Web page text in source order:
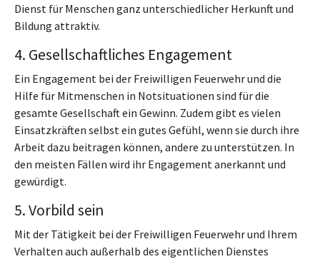
Dienst für Menschen ganz unterschiedlicher Herkunft und
Bildung attraktiv.
4. Gesellschaftliches Engagement
Ein Engagement bei der Freiwilligen Feuerwehr und die
Hilfe für Mitmenschen in Notsituationen sind für die
gesamte Gesellschaft ein Gewinn. Zudem gibt es vielen
Einsatzkräften selbst ein gutes Gefühl, wenn sie durch ihre
Arbeit dazu beitragen können, andere zu unterstützen. In
den meisten Fällen wird ihr Engagement anerkannt und
gewürdigt.
5. Vorbild sein
Mit der Tätigkeit bei der Freiwilligen Feuerwehr und Ihrem
Verhalten auch außerhalb des eigentlichen Dienstes